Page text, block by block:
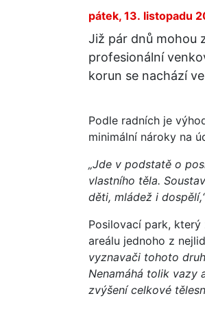
pátek, 13. listopadu
Již pár dnů mohou
profesionální
korun se nachází
Podle radních je
minimální nároky na
„Jde v podstatě o
vlastního těla.
děti, mládež i
Posilovací park,
areálu jednoho z
vyznavači tohoto
Nenamáhá tolik vazy
zvýšení celkové